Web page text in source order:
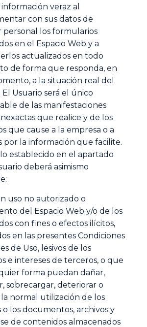
información veraz al
con sus datos de
personal los formularios
en el Espacio Web y a
actualizados en todo
de forma que responda, en
a la situación real del
El Usuario será el único
de las manifestaciones
que realice y de los
que cause a la empresa o a
por la información que facilite.
establecido en el apartado
deberá asimismo
uso no autorizado o
del Espacio Web y/o de los
con fines o efectos ilícitos,
en las presentes Condiciones
de Uso, lesivos de los
e intereses de terceros, o que
forma puedan dañar,
sobrecargar, deteriorar o
normal utilización de los
o los documentos, archivos y
de contenidos almacenados